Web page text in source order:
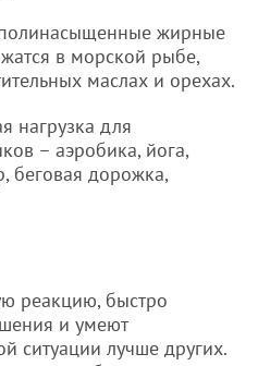
жирные
в морской рыбе,
маслах и орехах.
нагрузка для
– аэробика, йога,
беговая дорожка,
реакцию, быстро
и умеют
ситуации лучше других.